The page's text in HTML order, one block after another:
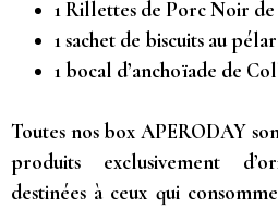
1 Rillettes de Porc Noir
1 sachet de biscuits au
1bocal d’anchoïade de
Toutes nos box APERODAY
produits exclusivement
destinées à ceux qui